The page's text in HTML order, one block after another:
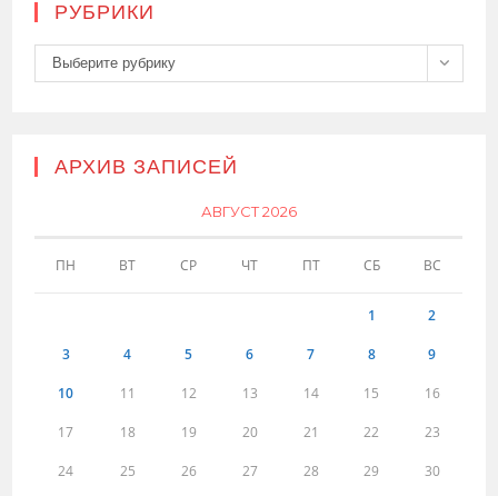
РУБРИКИ
Рубрики
Выберите рубрику
АРХИВ ЗАПИСЕЙ
АВГУСТ 2026
ПН ВТ СР ЧТ ПТ СБ ВС
1 2
3 4 5 6 7 8 9
10 11 12 13 14 15 16
17 18 19 20 21 22 23
24 25 26 27 28 29 30